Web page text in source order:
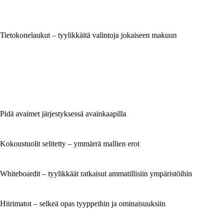
Tietokonelaukut – tyylikkäitä valintoja jokaiseen makuun
Pidä avaimet järjestyksessä avainkaapilla
Kokoustuolit selitetty – ymmärrä mallien erot
Whiteboardit – tyylikkäät ratkaisut ammatillisiin ympäristöihin
Hiirimatot – selkeä opas tyyppeihin ja ominaisuuksiin